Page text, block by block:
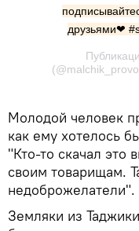
друзьями❤
Молодой человек
как ему хотелось
"Кто-то скачал это
своим товарищам.
недоброжелатели".
Земляки из